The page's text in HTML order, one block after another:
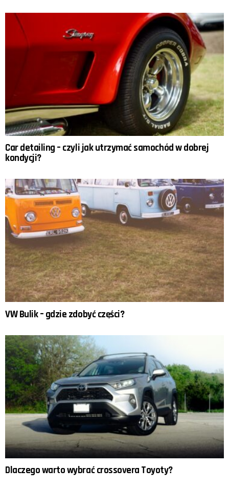
Car detailing – czyli jak utrzymać samochód w dobrej
kondycji?
VW Bulik – gdzie zdobyć części?
Dlaczego warto wybrać crossovera Toyoty?